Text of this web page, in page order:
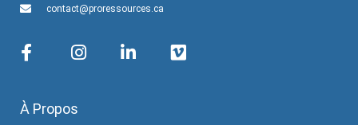
contact@proressources.ca
À Propos